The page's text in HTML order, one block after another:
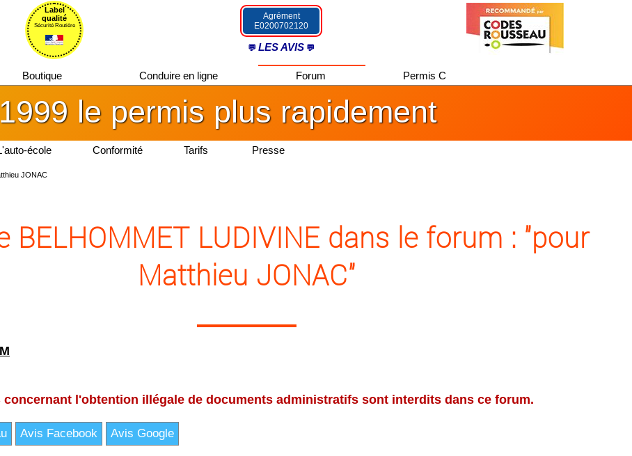
Label
qualité
Sécurité Routière
Agrément
E0200702120
LES AVIS
Boutique Conduire en ligne Forum Permis C
le permis plus rapidement
école Conformité Tarifs Presse
JONAC
BELHOMMET LUDIVINE dans le forum : "pour
Matthieu JONAC"
concernant l'obtention illégale de documents administratifs sont interdits dans ce forum.
Avis Facebook Avis Google